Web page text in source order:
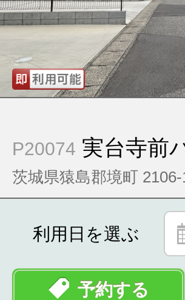
P20074 実台寺前
茨城県猿島郡境町 2106-
利用日を選ぶ
予約する